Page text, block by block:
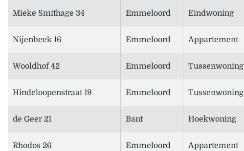
Mieke Smithage 34 Emmeloord Eindwoning
Nijenbeek 16 Emmeloord Appartement
Wooldhof 42 Emmeloord Tussenwoning
Hindeloopenstraat 19 Emmeloord Tussenwoning
de Geer 21 Bant Hoekwoning
Rhodos 26 Emmeloord Appartement